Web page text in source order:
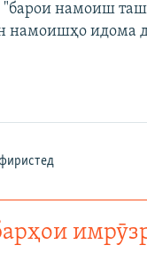
намоиш
намоишҳо идома